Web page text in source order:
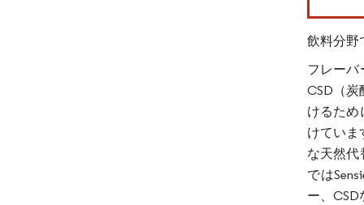
飲料分野
フレーバ
CSD（
けるため
けていま
な天然代
では
ー、CSD